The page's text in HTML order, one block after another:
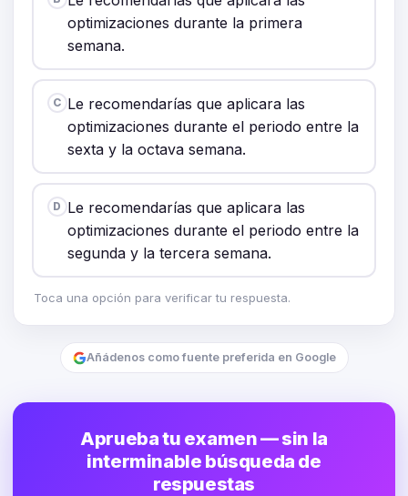
optimizaciones durante la primera
semana.
C Le recomendarías que aplicara las
optimizaciones durante el periodo entre la
sexta y la octava semana.
D Le recomendarías que aplicara las
optimizaciones durante el periodo entre la
segunda y la tercera semana.
Toca una opción para verificar tu respuesta.
Añádenos como fuente preferida en Google
Aprueba tu examen — sin la
interminable búsqueda de
respuestas